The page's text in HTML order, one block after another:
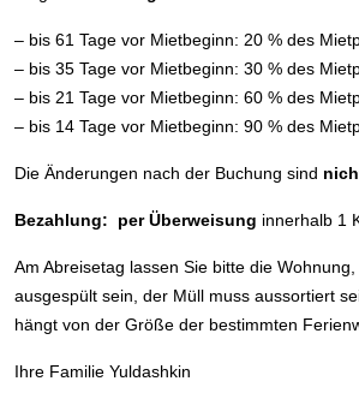
– bis 61 Tage vor Mietbeginn: 20 % des
– bis 35 Tage vor Mietbeginn: 30 % des
– bis 21 Tage vor Mietbeginn: 60 % des
– bis 14 Tage vor Mietbeginn: 90 % des
Die Änderungen nach der Buchung sind
Bezahlung: per Überweisung innerhalb 1
Am Abreisetag lassen Sie bitte die
ausgespült sein, der Müll muss aussortiert
hängt von der Größe der bestimmten
Ihre Familie Yuldashkin